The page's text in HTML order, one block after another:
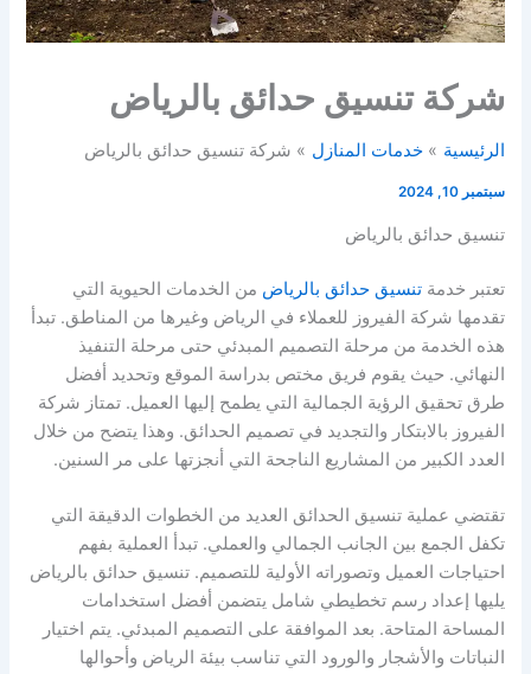
شركة تنسيق حدائق بالرياض
الرئيسية خدمات المنازل شركة تنسيق حدائق بالرياض
سبتمبر 10, 2024
تنسيق حدائق بالرياض
تعتبر خدمةتنسيق حدائق بالرياض من الخدمات الحيوية التي
تقدمها شركة الفيروز للعملاء في الرياض وغيرها من المناطق. تبدأ
هذه الخدمة من مرحلة التصميم المبدئي حتى مرحلة التنفيذ
النهائي. حيث يقوم فريق مختص بدراسة الموقع وتحديد أفضل
طرق تحقيق الرؤية الجمالية التي يطمح إليها العميل. تمتاز شركة
الفيروز بالابتكار والتجديد في تصميم الحدائق. وهذا يتضح من خلال
العدد الكبير من المشاريع الناجحة التي أنجزتها على مر السنين.
تقتضي عملية تنسيق الحدائق العديد من الخطوات الدقيقة التي
تكفل الجمع بين الجانب الجمالي والعملي. تبدأ العملية بفهم
احتياجات العميل وتصوراته الأولية للتصميم. تنسيق حدائق بالرياض
يليها إعداد رسم تخطيطي شامل يتضمن أفضل استخدامات
المساحة المتاحة. بعد الموافقة على التصميم المبدئي. يتم اختيار
النباتات والأشجار والورود التي تناسب بيئة الرياض وأحوالها